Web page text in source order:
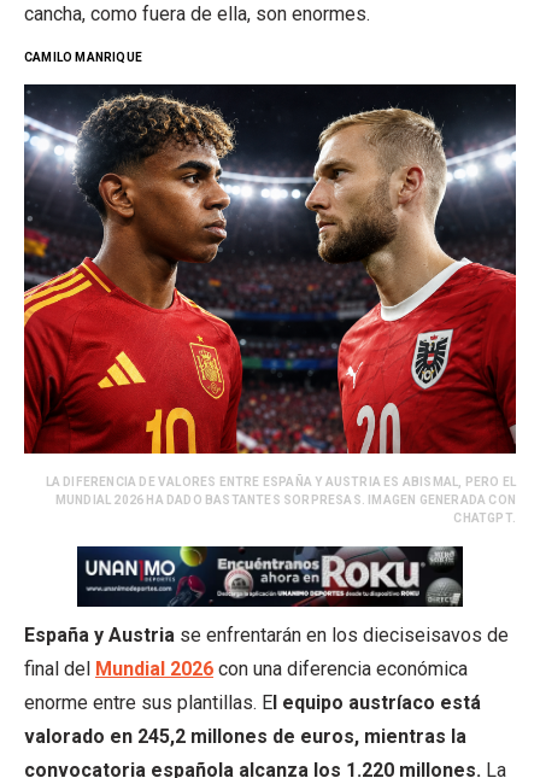
cancha, como fuera de ella, son enormes.
CAMILO MANRIQUE
LA DIFERENCIA DE VALORES ENTRE ESPAÑA Y AUSTRIA ES ABISMAL, PERO EL
MUNDIAL 2026 HA DADO BASTANTES SORPRESAS. IMAGEN GENERADA CON
CHATGPT.
España y Austria se enfrentarán en los dieciseisavos de
final del Mundial 2026 con una diferencia económica
enorme entre sus plantillas. El equipo austríaco está
valorado en 245,2 millones de euros, mientras la
convocatoria española alcanza los 1.220 millones. La